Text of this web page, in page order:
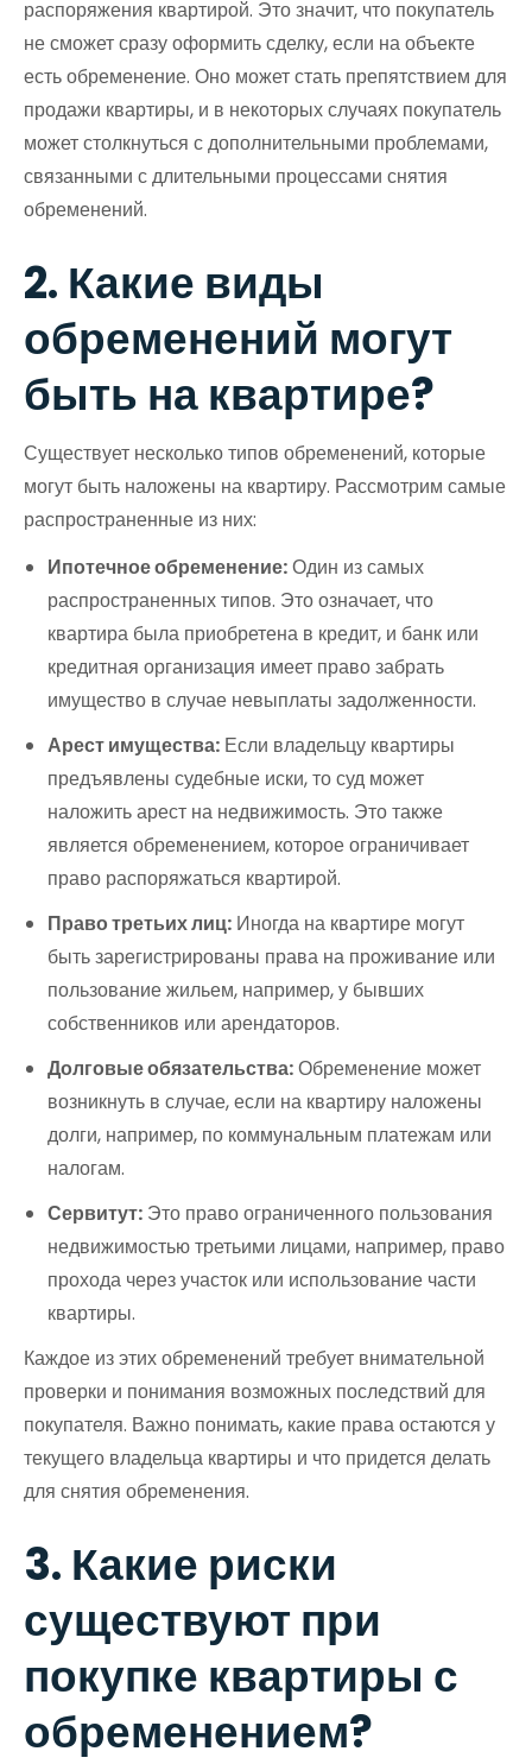
распоряжения квартирой. Это значит, что покупатель
не сможет сразу оформить сделку, если на объекте
есть обременение. Оно может стать препятствием для
продажи квартиры, и в некоторых случаях покупатель
может столкнуться с дополнительными проблемами,
связанными с длительными процессами снятия
обременений.
2. Какие виды
обременений могут
быть на квартире?
Существует несколько типов обременений, которые
могут быть наложены на квартиру. Рассмотрим самые
распространенные из них:
Ипотечное обременение:Один из самых
распространенных типов. Это означает, что
квартира была приобретена в кредит, и банк или
кредитная организация имеет право забрать
имущество в случае невыплаты задолженности.
Арест имущества: Если владельцу квартиры
предъявлены судебные иски, то суд может
наложить арест на недвижимость. Это также
является обременением, которое ограничивает
право распоряжаться квартирой.
Право третьих лиц: Иногда на квартире могут
быть зарегистрированы права на проживание или
пользование жильем, например, у бывших
собственников или арендаторов.
Долговые обязательства:Обременение может
возникнуть в случае, если на квартиру наложены
долги, например, по коммунальным платежам или
налогам.
Сервитут: Это право ограниченного пользования
недвижимостью третьими лицами, например, право
прохода через участок или использование части
квартиры.
Каждое из этих обременений требует внимательной
проверки и понимания возможных последствий для
покупателя. Важно понимать, какие права остаются у
текущего владельца квартиры и что придется делать
для снятия обременения.
3. Какие риски
существуют при
покупке квартиры с
обременением?